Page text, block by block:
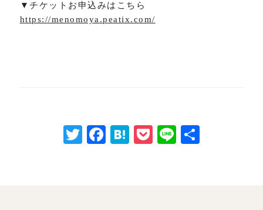
▼チケットお申込みはこちら
https://menomoya.peatix.com/
TwitterFacebook
HatenaPocket
Line